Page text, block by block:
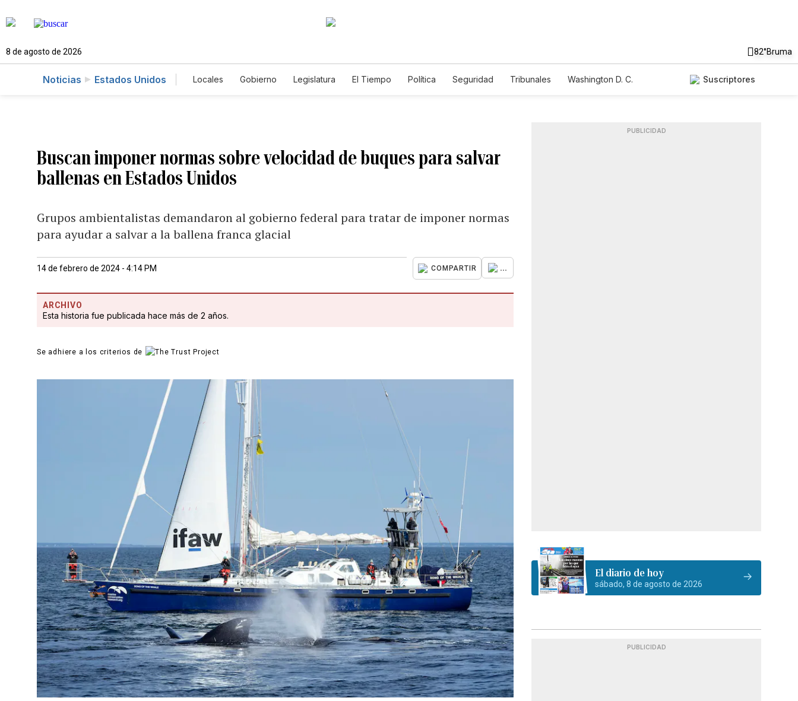
8 de agosto de 2026 82°Bruma
Noticias Estados Unidos Locales Gobierno Legislatura El Tiempo Política Seguridad Tribunales
Washington D. C.
Suscriptores
Buscan imponer normas sobre velocidad de buques para salvar
ballenas en Estados Unidos
Grupos ambientalistas demandaron al gobierno federal para tratar de imponer normas
para ayudar a salvar a la ballena franca glacial
14 de febrero de 2024 - 4:14 PM COMPARTIR ...
ARCHIVO
Esta historia fue publicada hace más de 2 años.
Se adhiere a los criterios de
PUBLICIDAD
El diario de hoy
sábado, 8 de agosto de 2026
PUBLICIDAD